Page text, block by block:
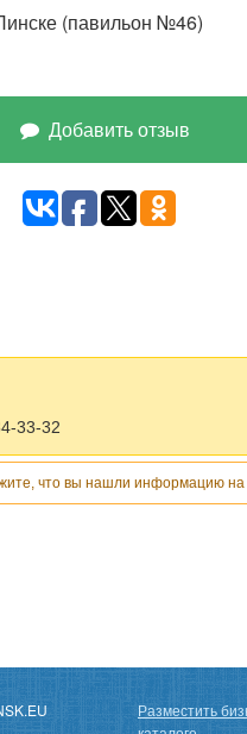
(павильон №46)
Добавить отзыв
33-32
что вы нашли информацию на
Разместить